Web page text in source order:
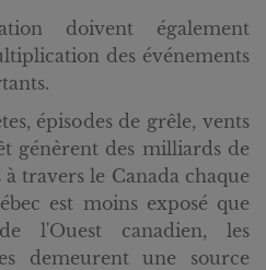
doivent également
des événements
épisodes de grêle, vents
génèrent des milliards de
travers le Canada chaque
est moins exposé que
l'Ouest canadien, les
demeurent une source